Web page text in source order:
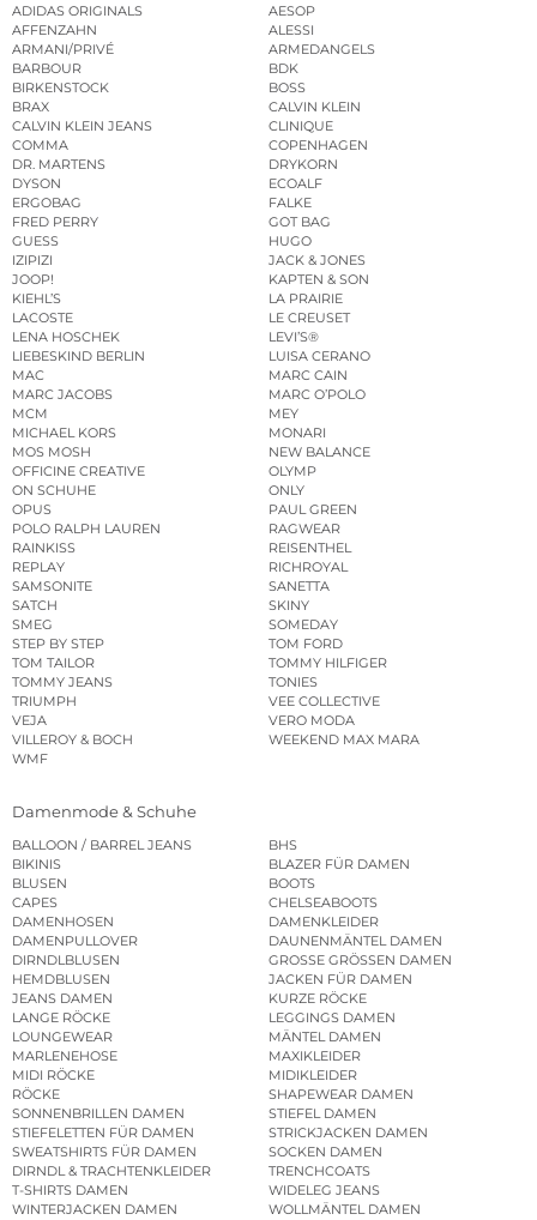
ADIDAS ORIGINALS
AESOP
AFFENZAHN
ALESSI
ARMANI/PRIVÉ
ARMEDANGELS
BARBOUR
BDK
BIRKENSTOCK
BOSS
BRAX
CALVIN KLEIN
CALVIN KLEIN JEANS
CLINIQUE
COMMA
COPENHAGEN
DR. MARTENS
DRYKORN
DYSON
ECOALF
ERGOBAG
FALKE
FRED PERRY
GOT BAG
GUESS
HUGO
IZIPIZI
JACK & JONES
JOOP!
KAPTEN & SON
KIEHL’S
LA PRAIRIE
LACOSTE
LE CREUSET
LENA HOSCHEK
LEVI’S®
LIEBESKIND BERLIN
LUISA CERANO
MAC
MARC CAIN
MARC JACOBS
MARC O’POLO
MCM
MEY
MICHAEL KORS
MONARI
MOS MOSH
NEW BALANCE
OFFICINE CREATIVE
OLYMP
ON SCHUHE
ONLY
OPUS
PAUL GREEN
POLO RALPH LAUREN
RAGWEAR
RAINKISS
REISENTHEL
REPLAY
RICHROYAL
SAMSONITE
SANETTA
SATCH
SKINY
SMEG
SOMEDAY
STEP BY STEP
TOM FORD
TOM TAILOR
TOMMY HILFIGER
TOMMY JEANS
TONIES
TRIUMPH
VEE COLLECTIVE
VEJA
VERO MODA
VILLEROY & BOCH
WEEKEND MAX MARA
WMF
Damenmode & Schuhe
BALLOON / BARREL JEANS
BHS
BIKINIS
BLAZER FÜR DAMEN
BLUSEN
BOOTS
CAPES
CHELSEABOOTS
DAMENHOSEN
DAMENKLEIDER
DAMENPULLOVER
DAUNENMÄNTEL DAMEN
DIRNDLBLUSEN
GROSSE GRÖSSEN DAMEN
HEMDBLUSEN
JACKEN FÜR DAMEN
JEANS DAMEN
KURZE RÖCKE
LANGE RÖCKE
LEGGINGS DAMEN
LOUNGEWEAR
MÄNTEL DAMEN
MARLENEHOSE
MAXIKLEIDER
MIDI RÖCKE
MIDIKLEIDER
RÖCKE
SHAPEWEAR DAMEN
SONNENBRILLEN DAMEN
STIEFEL DAMEN
STIEFELETTEN FÜR DAMEN
STRICKJACKEN DAMEN
SWEATSHIRTS FÜR DAMEN
SOCKEN DAMEN
DIRNDL & TRACHTENKLEIDER
TRENCHCOATS
T-SHIRTS DAMEN
WIDELEG JEANS
WINTERJACKEN DAMEN
WOLLMÄNTEL DAMEN